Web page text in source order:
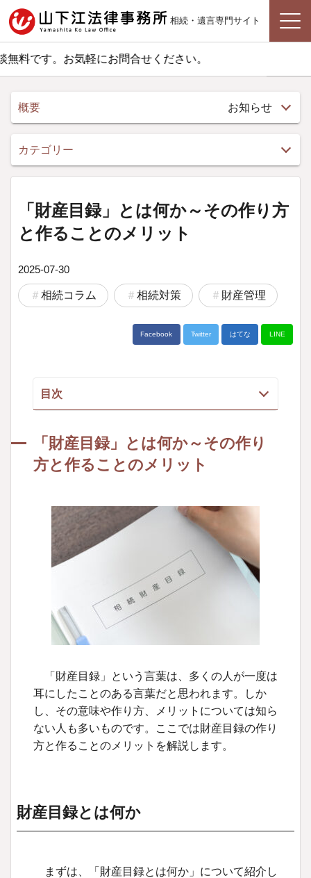
相続・遺言専門サイト
です。お気軽にお問合せください。
「財産目録」とは何か～その作り方
と作ることのメリット
2025-07-30
相続コラム 相続対策 財産管理
Facebook Twitter はてな LINE
目次
とのメリット
財産目録とは何か
財産目録に盛り込むべき内容
執筆者
「財産目録」とは何か～その作り
方と作ることのメリット
「財産目録」という言葉は、多くの人が一度は
耳にしたことのある言葉だと思われます。しか
し、その意味や作り方、メリットについては知ら
ない人も多いものです。ここでは財産目録の作り
方と作ることのメリットを解説します。
財産目録とは何か
まずは、「財産目録とは何か」について紹介し
概要 お知らせ
カテゴリー